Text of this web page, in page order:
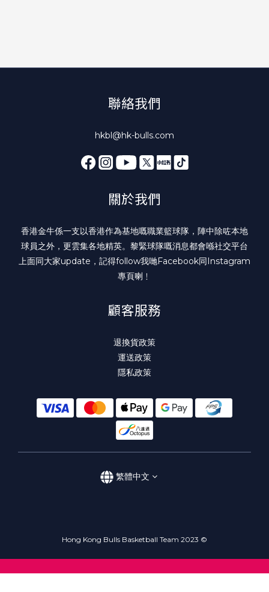
聯絡我們
hkbl@hk-bulls.com
關於我們
香港金牛係一支以香港作為基地嘅職業籃球隊，陣中除咗本地
球員之外，更雲集各地精英。黎緊球隊嘅消息都會喺社交平台
上面同大家update，記得follow我哋Facebook同Instagram
專頁喇﹗
顧客服務
退換貨政策
運送政策
隱私政策
繁體中文
Hong Kong Bulls Basketball Team 2023 ©